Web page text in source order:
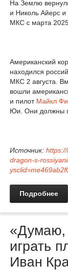
На Землю
и Николь Айерс и
МКС с марта 2025
Американский
находился
МКС 2 августа.
вошли
и пилот Майкл
Юи. Они должны
Источник:
dragon-s-
Подробнее
«Думаю,
играть
Иван